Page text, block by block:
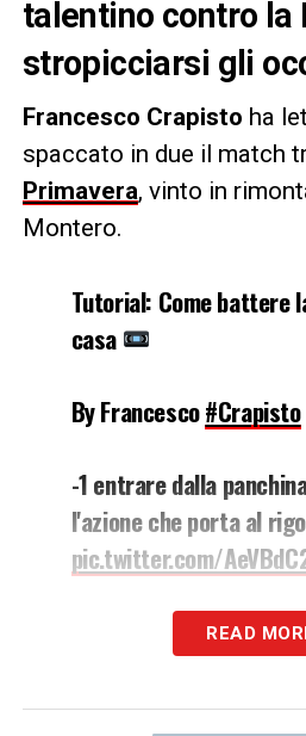
talentino contro la
stropicciarsi gli
Francesco Crapisto ha
spaccato in due il match
Primavera, vinto in
Montero.
Tutorial: Come battere
casa
By Francesco#Crapisto
-1 entrare dalla
l'azione che porta al
pic.twitter.com/
— JuventusJuvenil
November 5, 2023
READ